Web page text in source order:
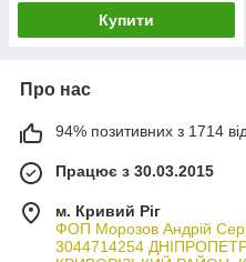
Купити
Про нас
94% позитивних з 1714
Працює з 30.03.2015
м. Кривий Ріг
ФОП Морозов Андрій
3044714254